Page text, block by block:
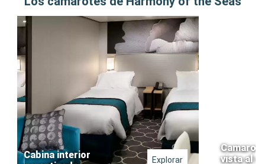
Cabina interior
Explorar
vista al